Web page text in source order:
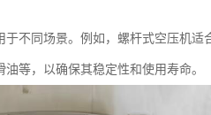
不同场景。例如，螺杆式空压机适
等，以确保其稳定性和使用寿命。